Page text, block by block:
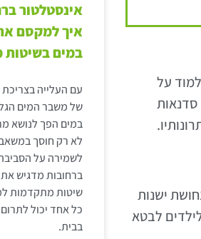
על
סדנאות
ישנות
לבטא
אינסטלטור
איך למקסם
במים
עם העלייה
של משבר המים
במים הפך לנושא
לא רק חוסך
לשמירה על
ברחובות מדגיש
שיטות מתקדמות
כל אחד יכול
בבית.